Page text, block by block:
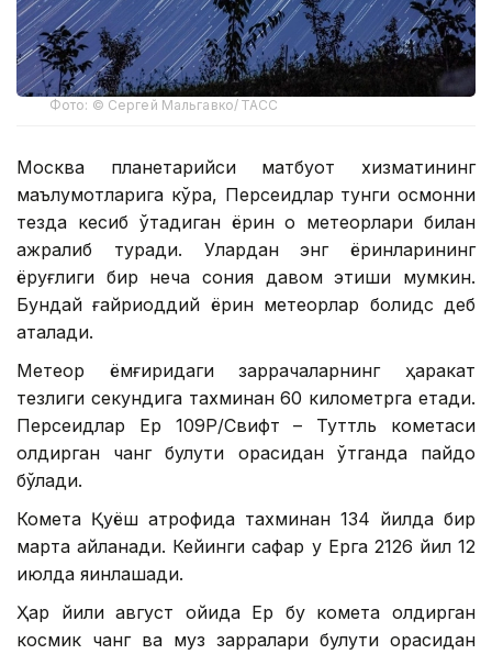
Фото: © Сергей Мальгавко/ ТАСС
Москва планетарийси матбуот хизматининг
маълумотларига кўра, Персеидлар тунги осмонни
тезда кесиб ўтадиган ёрқин оқ метеорлари билан
ажралиб туради. Улардан энг ёрқинларининг
ёруғлиги бир неча сония давом этиши мумкин.
Бундай ғайриоддий ёрқин метеорлар болидс деб
аталади.
Метеор ёмғиридаги заррачаларнинг ҳаракат
тезлиги секундига тахминан 60 километрга етади.
Персеидлар Ер 109P/Свифт – Туттль кометаси
қолдирган чанг булути орасидан ўтганда пайдо
бўлади.
Комета Қуёш атрофида тахминан 134 йилда бир
марта айланади. Кейинги сафар у Ерга 2126 йил 12
июлда яқинлашади.
Ҳар йили август ойида Ер бу комета қолдирган
космик чанг ва муз зарралари булути орасидан